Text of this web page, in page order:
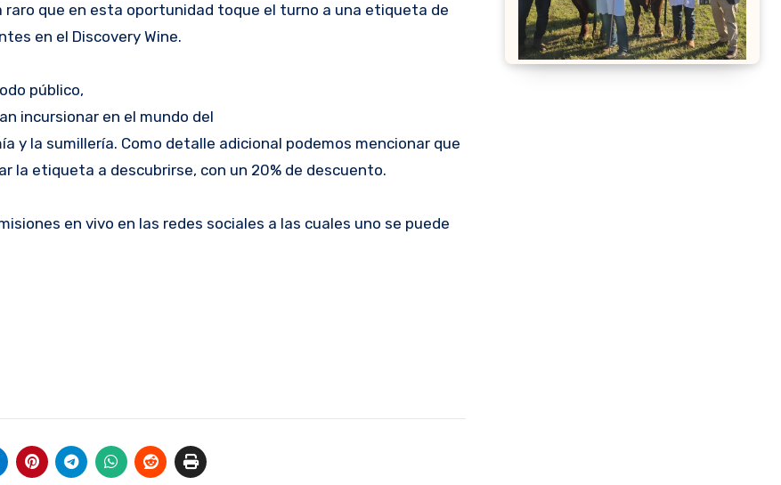
raro que en esta oportunidad toque el turno a una etiqueta de
en el Discovery Wine.
público,
incursionar en el mundo del
y la sumillería. Como detalle adicional podemos mencionar que
etiqueta a descubrirse, con un 20% de descuento.
en vivo en las redes sociales a las cuales uno se puede